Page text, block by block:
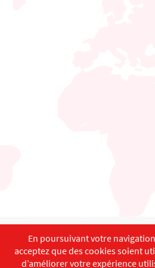
English Français
Copyright ©ISEC-AdW Aspects
En poursuivant votre
acceptez que des cookies soient
d’améliorer votre expérience